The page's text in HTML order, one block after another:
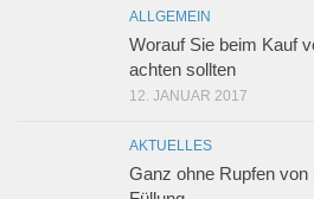
ALLGEMEIN
Worauf Sie beim Kauf
achten sollten
12. JANUAR 2017
AKTUELLES
Ganz ohne Rupfen